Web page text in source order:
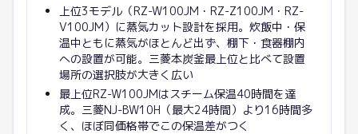
上位3モデル（RZ-W100JM・RZ-Z100JM・RZ-
V100JM）に蒸気カット設計を採用。炊飯中・保
温中ともに蒸気がほとんど出ず、棚下・食器棚内
への設置が可能。三菱本炭釜最上位と比べて設置
場所の選択肢が大きく広い
最上位RZ-W100JMはスチーム保温40時間を達
成。三菱NJ-BW10H（最大24時間）より16時間多
く、ほぼ同価格帯でこの保温差がつく